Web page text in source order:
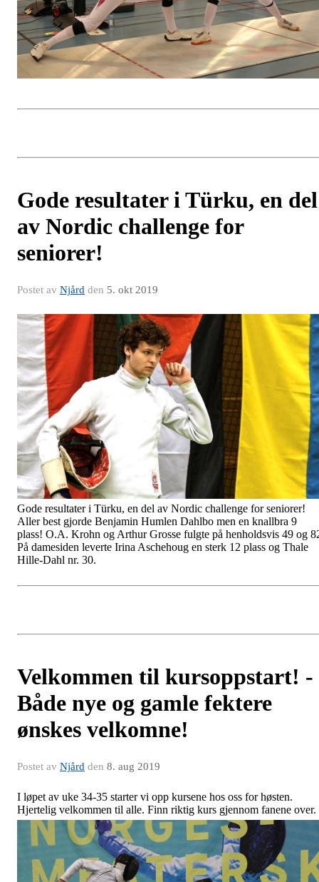
Gode resultater i Türku, en del
av Nordic challenge for
seniorer!
Postet av Njård den 5. okt 2019
Gode resultater i Türku, en del av Nordic challenge for seniorer!
Aller best gjorde Benjamin Humlen Dahlbo men en knallbra 9
plass! O.A. Krohn og Arthur Grosse fulgte på henholdsvis 49 og
På damesiden leverte Irina Aschehoug en sterk 12 plass og Thale
Hille-Dahl nr. 30.
Velkommen til kursoppstart! -
Både nye og gamle fektere
ønskes velkomne!
Postet av Njård den 8. aug 2019
I løpet av uke 34-35 starter vi opp kursene hos oss for høsten.
Hjertelig velkommen til alle. Finn riktig kurs gjennom fanene over.